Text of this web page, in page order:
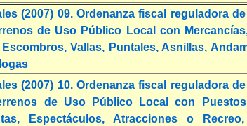
(2007) 09. Ordenanza fiscal reguladora
de Uso Público Local con
Vallas, Puntales, Asnillas,
(2007) 10. Ordenanza fiscal reguladora
de Uso Público Local con
Espectáculos, Atracciones o